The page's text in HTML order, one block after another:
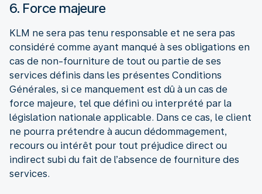
6. Force majeure
KLM ne sera pas tenu responsable et ne sera pas
considéré comme ayant manqué à ses obligations en
cas de non-fourniture de tout ou partie de ses
services définis dans les présentes Conditions
Générales, si ce manquement est dû à un cas de
force majeure, tel que défini ou interprété par la
législation nationale applicable. Dans ce cas, le client
ne pourra prétendre à aucun dédommagement,
recours ou intérêt pour tout préjudice direct ou
indirect subi du fait de l’absence de fourniture des
services.